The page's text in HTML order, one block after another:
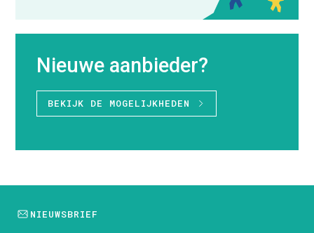
Nieuwe aanbieder?
BEKIJK DE MOGELIJKHEDEN
NIEUWSBRIEF